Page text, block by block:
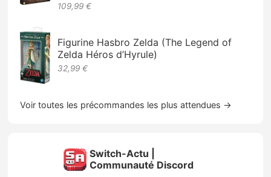
109,99 €
Figurine Hasbro Zelda (The Legend of
Zelda Héros d’Hyrule)
32,99 €
Voir toutes les précommandes les plus attendues →
Switch-Actu |
Communauté Discord